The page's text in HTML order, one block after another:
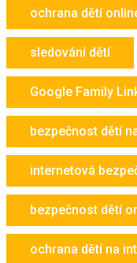
ochrana dětí
sledování dětí
Google Family
bezpečnost dětí
internetová
bezpečnost dětí
ochrana dětí na